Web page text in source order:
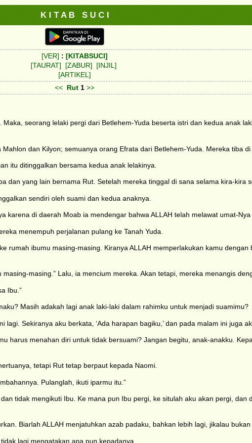
K I T A B S U C I
[VER] : [KITABSUCI]
[TAURAT]
[ZABUR]
[INJIL]
[ARTIKEL]
<< Rut 1 >>
seorang lelaki pergi dari Betlehem-Yuda beserta istri dan kedua anak
dan Kilyon; semuanya orang Efrata dari Betlehem-Yuda. Mereka tiba
itu ditinggalkan bersama kedua anak lelakinya.
dan yang lain bernama Rut. Setelah mereka tinggal di sana selama kira-kira
sendiri oleh suami dan kedua anaknya.
di daerah Moab ia mendengar bahwa ALLAH telah melawat umat-
menempuh perjalanan pulang ke Tanah Yuda.
rumah ibumu masing-masing. Kiranya ALLAH memperlakukan kamu
masing.” Lalu, ia mencium mereka. Akan tetapi, mereka menangis
Ibu.”
Masih adakah lagi anak laki-laki dalam rahimku untuk menjadi suamimu?
Sekiranya aku berkata, ‘Ada harapan bagiku,’ dan pada malam ini juga
harus menahan diri untuk tidak bersuami? Jangan begitu, anak-anakku.
tetapi Rut tetap berpaut kepada Naomi.
Pulanglah, ikuti iparmu itu.”
tidak mengikuti Ibu. Ke mana pun Ibu pergi, ke situlah aku akan pergi, dan
Biarlah ALLAH menjatuhkan azab padaku, bahkan lebih lagi, jikalau
lagi mengatakan apa pun kepadanya.